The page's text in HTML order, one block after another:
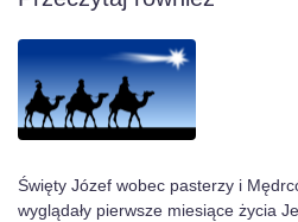
Święty Józef wobec pasterzy i
wyglądały pierwsze miesiące życia